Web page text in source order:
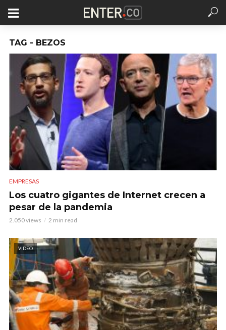
TAG - BEZOS
EMPRESAS
Los cuatro gigantes de Internet crecen a
pesar de la pandemia
2.050 views 2 min read
VIDEO